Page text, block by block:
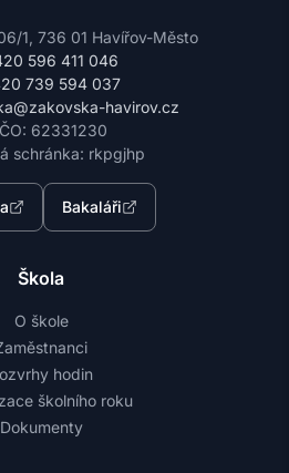
1, 736 01 Havířov-Město
596 411 046
739 594 037
havirov.cz
62331230
schránka: rkpgjhp
Bakaláři
Škola
O škole
hodin
školního roku
Dokumenty